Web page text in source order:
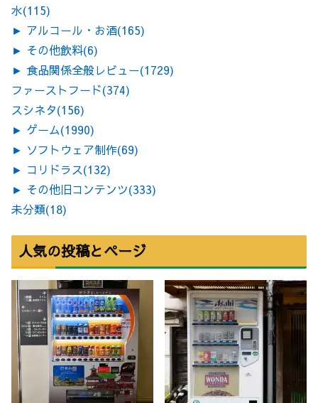
水(115)
► アルコール・お酒(165)
► その他飲料(6)
► 食品関係全般レビュー(1729)
ファーストフード(374)
スシネタ(156)
► ゲーム(1990)
► ソフトウェア制作(69)
► コリドラス(132)
► その他旧コンテンツ(333)
未分類(18)
人気の投稿とページ